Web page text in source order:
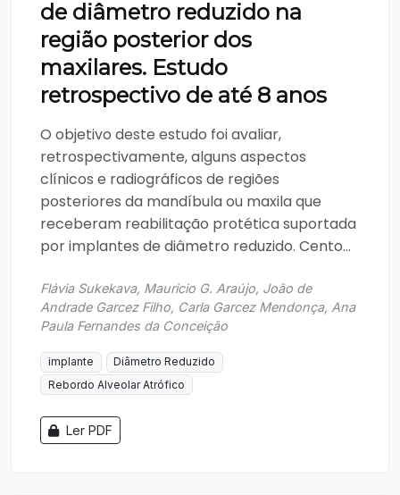
de diâmetro reduzido na
região posterior dos
maxilares. Estudo
retrospectivo de até 8 anos
O objetivo deste estudo foi avaliar,
retrospectivamente, alguns aspectos
clínicos e radiográficos de regiões
posteriores da mandíbula ou maxila que
receberam reabilitação protética suportada
por implantes de diâmetro reduzido. Cento...
Flávia Sukekava, Mauricio G. Araújo, João de
Andrade Garcez Filho, Carla Garcez Mendonça, Ana
Paula Fernandes da Conceição
implante
Diâmetro Reduzido
Rebordo Alveolar Atrófico
Ler PDF